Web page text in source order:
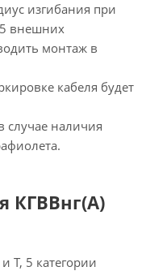
изгибания при
внешних
монтаж в
кабеля будет
случае наличия
КГВВнг(А)
Т, 5 категории